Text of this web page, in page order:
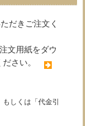
だきご注文く
文用紙をダウ
ださい。
しくは「代金引